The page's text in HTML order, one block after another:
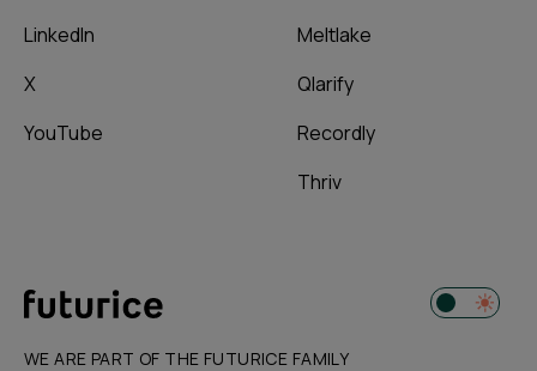
LinkedIn
X
YouTube
Meltlake
Qlarify
Recordly
Thriv
WE ARE PART OF THE FUTURICE FAMILY